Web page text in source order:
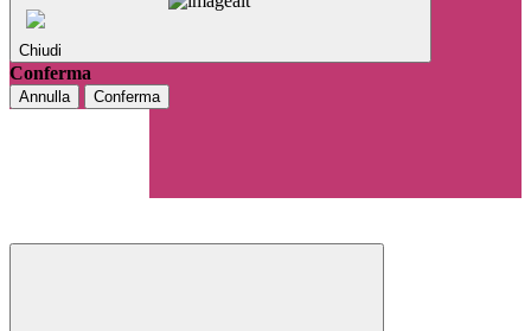
Chiudi
Conferma
Annulla Conferma